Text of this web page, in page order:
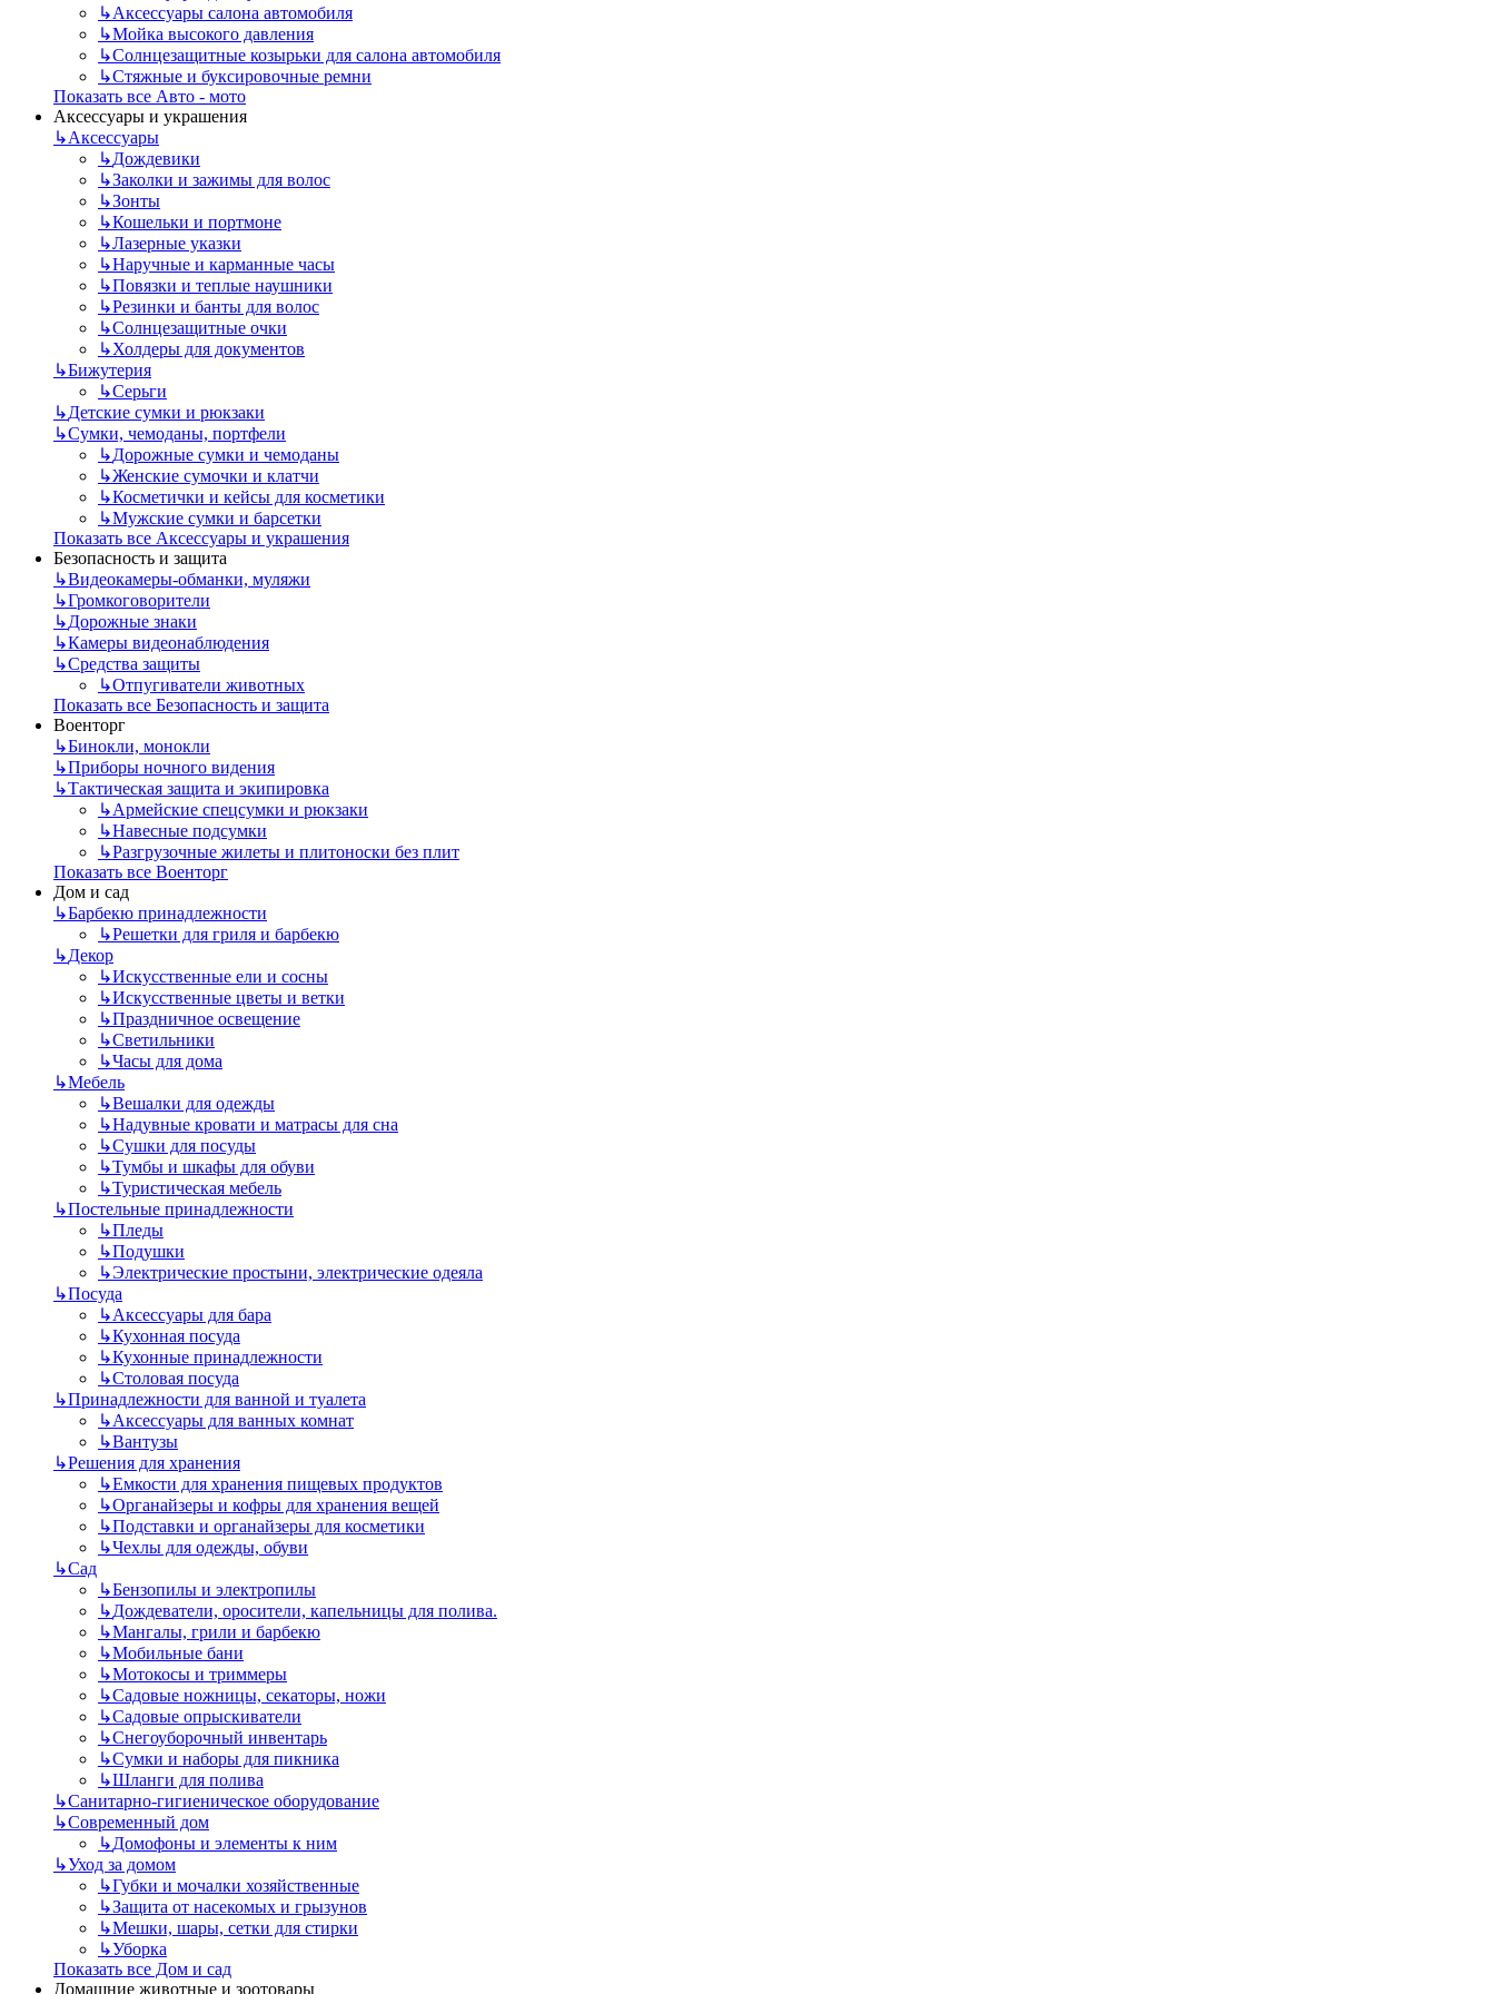
↳Аксессуары салона автомобиля
↳Мойка высокого давления
↳Солнцезащитные козырьки для салона автомобиля
↳Стяжные и буксировочные ремни
Показать все Авто - мото
Аксессуары и украшения
↳Аксессуары
↳Дождевики
↳Заколки и зажимы для волос
↳Зонты
↳Кошельки и портмоне
↳Лазерные указки
↳Наручные и карманные часы
↳Повязки и теплые наушники
↳Резинки и банты для волос
↳Солнцезащитные очки
↳Холдеры для документов
↳Бижутерия
↳Серьги
↳Детские сумки и рюкзаки
↳Сумки, чемоданы, портфели
↳Дорожные сумки и чемоданы
↳Женские сумочки и клатчи
↳Косметички и кейсы для косметики
↳Мужские сумки и барсетки
Показать все Аксессуары и украшения
Безопасность и защита
↳Видеокамеры-обманки, муляжи
↳Громкоговорители
↳Дорожные знаки
↳Камеры видеонаблюдения
↳Средства защиты
↳Отпугиватели животных
Показать все Безопасность и защита
Военторг
↳Бинокли, монокли
↳Приборы ночного видения
↳Тактическая защита и экипировка
↳Армейские спецсумки и рюкзаки
↳Навесные подсумки
↳Разгрузочные жилеты и плитоноски без плит
Показать все Военторг
Дом и сад
↳Барбекю принадлежности
↳Решетки для гриля и барбекю
↳Декор
↳Искусственные ели и сосны
↳Искусственные цветы и ветки
↳Праздничное освещение
↳Светильники
↳Часы для дома
↳Мебель
↳Вешалки для одежды
↳Надувные кровати и матрасы для сна
↳Сушки для посуды
↳Тумбы и шкафы для обуви
↳Туристическая мебель
↳Постельные принадлежности
↳Пледы
↳Подушки
↳Электрические простыни, электрические одеяла
↳Посуда
↳Аксессуары для бара
↳Кухонная посуда
↳Кухонные принадлежности
↳Столовая посуда
↳Принадлежности для ванной и туалета
↳Аксессуары для ванных комнат
↳Вантузы
↳Решения для хранения
↳Емкости для хранения пищевых продуктов
↳Органайзеры и кофры для хранения вещей
↳Подставки и органайзеры для косметики
↳Чехлы для одежды, обуви
↳Сад
↳Бензопилы и электропилы
↳Дождеватели, оросители, капельницы для полива.
↳Мангалы, грили и барбекю
↳Мобильные бани
↳Мотокосы и триммеры
↳Садовые ножницы, секаторы, ножи
↳Садовые опрыскиватели
↳Снегоуборочный инвентарь
↳Сумки и наборы для пикника
↳Шланги для полива
↳Санитарно-гигиеническое оборудование
↳Современный дом
↳Домофоны и элементы к ним
↳Уход за домом
↳Губки и мочалки хозяйственные
↳Защита от насекомых и грызунов
↳Мешки, шары, сетки для стирки
↳Уборка
Показать все Дом и сад
Домашние животные и зоотовары